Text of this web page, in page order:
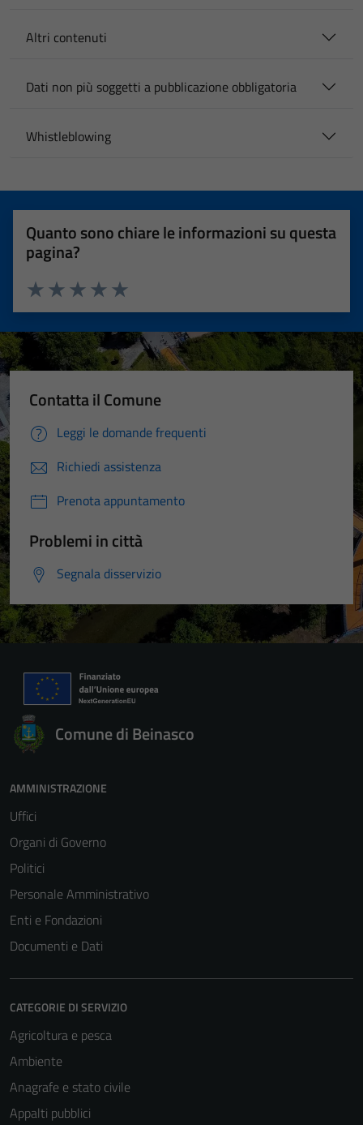
Altri contenuti
Dati non più soggetti a pubblicazione obbligatoria
Whistleblowing
Quanto sono chiare le informazioni su questa
pagina?
Valuta 5 stelle su 5
Valuta 4 stelle su 5
Valuta 3 stelle su 5
Valuta 2 stelle su 5
Valuta 1 stelle su 5
Contatta il Comune
Leggi le domande frequenti
Richiedi assistenza
Prenota appuntamento
Problemi in città
Segnala disservizio
Comune di Beinasco
AMMINISTRAZIONE
Uffici
Organi di Governo
Politici
Personale Amministrativo
Enti e Fondazioni
Documenti e Dati
CATEGORIE DI SERVIZIO
Agricoltura e pesca
Ambiente
Anagrafe e stato civile
Appalti pubblici